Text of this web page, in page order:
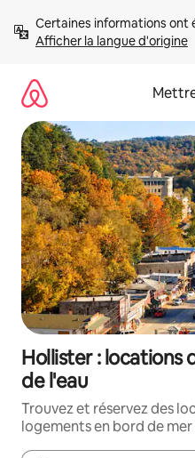
directement
Afficher la langue d'origine
Hollister : locations
de l'eau
Trouvez et réservez des
logements en bord de